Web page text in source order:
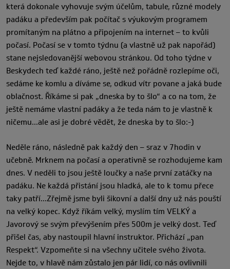
která dokonale vyhovuje svým účelům, tabule, různé modely
padáku a především pak počítač s výukovým programem
promítaným na plátno a připojením na internet – to kvůli
počasí. Počasí se v tomto týdnu (a vlastně už pak napořád)
stane nejsledovanější webovou stránkou. Od toho týdne v
Beskydech teď každé ráno, ještě než pořádně rozlepíme oči,
sedáme ke komlu a díváme se, odkud vítr povane a jaká bude
oblačnost. Říkáme si pak „dneska by to šlo“ a co na tom, že
ještě nemáme vlastní padáky a že teda nám to je vlastně k
ničemu…ale asi je dobré vědět, že dneska by to šlo:-)
Neděle ráno, následně pak každý den – sraz v 7hodin v
učebně. Mrknem na počasí a operativně se rozhodujeme kam
dnes. V neděli to jsou ještě loučky a naše první zatáčky na
padáku. Ne každá přistání jsou hladká, ale to k tomu přece
taky patří…Zřejmě jsme byli šikovní a další dny už nás pouští
na velký kopec. Když říkám velký, myslím tím VELKÝ a
Javorový se svým převýšením přes 500m je velký dost. Teď
přišel čas, aby nastoupil hlavní instruktor. Přichází „pan
Respekt“. Vzpomeňte si na všechny učitele svého života.
Nejde to, v hlavě nám zůstalo jen pár lidí, co nás ovlivnili